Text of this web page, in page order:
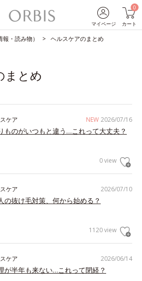
マイページ
0
カート
・読み物） ヘルスケアのまとめ
まとめ
NEW 2026/07/16
ケア
ものがいつもと違う…これって大丈夫？
0 view
2026/07/10
ケア
の抜け毛対策、何から始める？
1120 view
2026/06/14
ケア
が半年も来ない…これって閉経？